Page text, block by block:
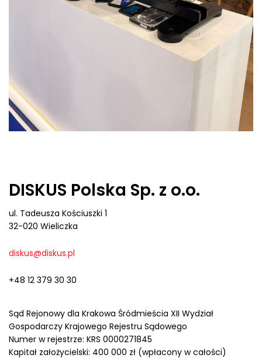
DISKUS Polska Sp. z o.o.
ul. Tadeusza Kościuszki 1
32-020 Wieliczka
diskus@diskus.pl
+48 12 379 30 30
Sąd Rejonowy dla Krakowa Śródmieścia XII Wydział
Gospodarczy Krajowego Rejestru Sądowego
Numer w rejestrze: KRS 0000271845
Kapitał założycielski: 400 000 zł (wpłacony w całości)